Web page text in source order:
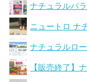
ナチュラルバ
ニュートロ ナ
ナチュラルロ
【販売終了】